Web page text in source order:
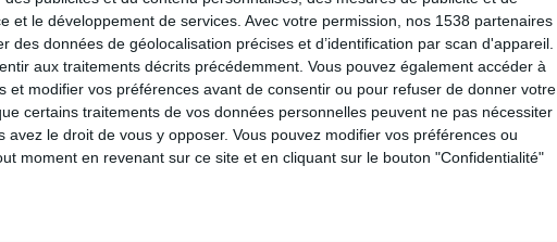
et le développement de services. Avec votre permission, nos 1538 partenaires
des données de géolocalisation précises et d’identification par scan d'appareil.
aux traitements décrits précédemment. Vous pouvez également accéder à
et modifier vos préférences avant de consentir ou pour refuser de donner votre
certains traitements de vos données personnelles peuvent ne pas nécessiter
avez le droit de vous y opposer. Vous pouvez modifier vos préférences ou
moment en revenant sur ce site et en cliquant sur le bouton "Confidentialité"
Voir tout
en live en participant à des vidéo-
du programme.